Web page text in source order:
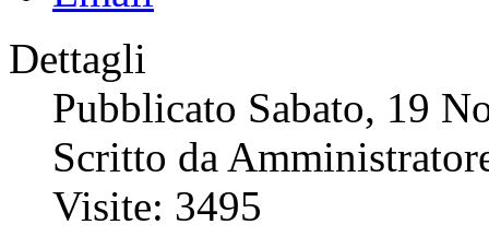
Dettagli
Pubblicato Sabato, 19
Scritto da
Visite: 3495